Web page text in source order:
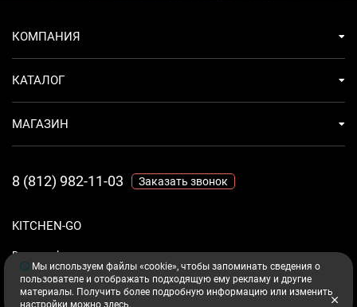
KITCHEN-GO
Ваш комфорт - дело техники.
КОМПАНИЯ
КАТАЛОГ
МАГАЗИН
8 (812) 982-11-03 Заказать звонок
Мы используем файлы «cookie», чтобы запоминать сведения о
пользователе и отображать подходящую ему рекламу и другие
материалы. Получить более подробную информацию или изменить
настройки можно здесь.